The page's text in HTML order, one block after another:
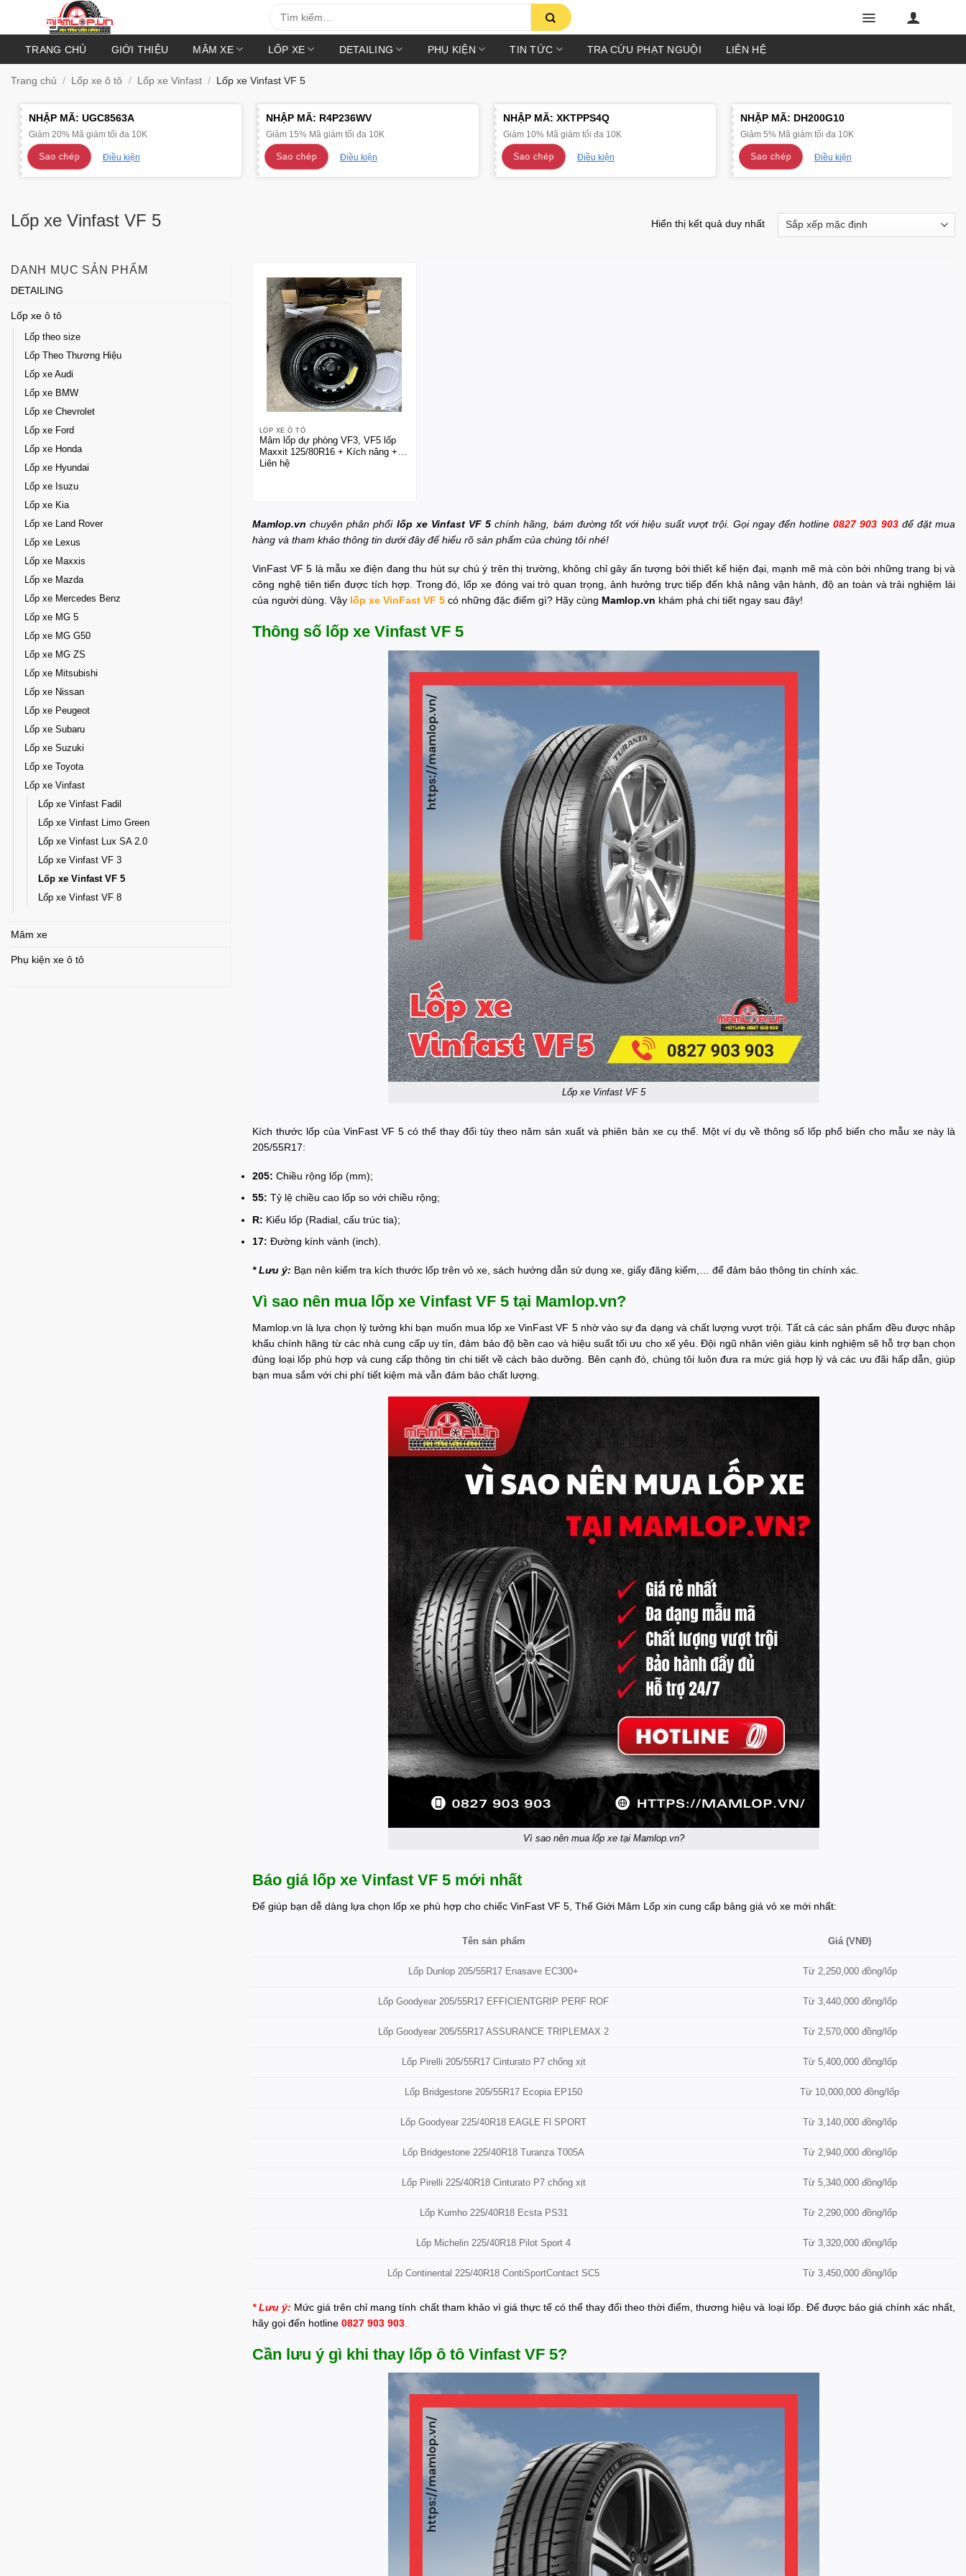
kiếm:
TRANG CHỦ GIỚI THIỆU MÂM XE LỐP XE DETAILING PHỤ KIỆN TIN TỨC TRA CỨU PHẠT NGUỘI LIÊN HỆ
Trang chủ / Lốp xe ô tô / Lốp xe Vinfast / Lốp xe Vinfast VF 5
NHẬP MÃ: UGC8563A
Giảm 20% Mã giảm tối đa 10K
Sao chép Điều kiện
NHẬP MÃ: R4P236WV
Giảm 15% Mã giảm tối đa 10K
Sao chép Điều kiện
NHẬP MÃ: XKTPPS4Q
Giảm 10% Mã giảm tối đa 10K
Sao chép Điều kiện
NHẬP MÃ: DH200G10
Giảm 5% Mã giảm tối đa 10K
Sao chép Điều kiện
Lốp xe Vinfast VF 5 Hiển thị kết quả duy nhất
DANH MỤC SẢN PHẨM
DETAILING
Lốp xe ô tô
Lốp theo size
Lốp Theo Thương Hiệu
Lốp xe Audi
Lốp xe BMW
Lốp xe Chevrolet
Lốp xe Ford
Lốp xe Honda
Lốp xe Hyundai
Lốp xe Isuzu
Lốp xe Kia
Lốp xe Land Rover
Lốp xe Lexus
Lốp xe Maxxis
Lốp xe Mazda
Lốp xe Mercedes Benz
Lốp xe MG 5
Lốp xe MG G50
Lốp xe MG ZS
Lốp xe Mitsubishi
Lốp xe Nissan
Lốp xe Peugeot
Lốp xe Subaru
Lốp xe Suzuki
Lốp xe Toyota
Lốp xe Vinfast
Lốp xe Vinfast Fadil
Lốp xe Vinfast Limo Green
Lốp xe Vinfast Lux SA 2.0
Lốp xe Vinfast VF 3
Lốp xe Vinfast VF 5
Lốp xe Vinfast VF 8
Mâm xe
Phụ kiện xe ô tô
LỐP XE Ô TÔ
Mâm lốp dự phòng VF3, VF5 lốp
Maxxit 125/80R16 + Kích nâng +
tay đòn tháo ốc
Liên hệ
Mamlop.vnchuyên phân phối lốp xe Vinfast VF 5chính hãng, bám đường tốt với hiệu suất vượt trội. Gọi ngay đến hotline0827 903 903 để đặt mua
hàng và tham khảo thông tin dưới đây để hiểu rõ sản phẩm của chúng tôi nhé!
VinFast VF 5 là mẫu xe điện đang thu hút sự chú ý trên thị trường, không chỉ gây ấn tượng bởi thiết kế hiện đại, mạnh mẽ mà còn bởi những trang bị và
công nghệ tiên tiến được tích hợp. Trong đó, lốp xe đóng vai trò quan trọng, ảnh hưởng trực tiếp đến khả năng vận hành, độ an toàn và trải nghiệm lái
của người dùng. Vậy lốp xe VinFast VF 5 có những đặc điểm gì? Hãy cùng Mamlop.vn khám phá chi tiết ngay sau đây!
Thông số lốp xe Vinfast VF 5
Lốp xe Vinfast VF 5
Kích thước lốp của VinFast VF 5 có thể thay đổi tùy theo năm sản xuất và phiên bản xe cụ thể. Một ví dụ về thông số lốp phổ biến cho mẫu xe này là
205/55R17:
205: Chiều rộng lốp (mm);
55: Tỷ lệ chiều cao lốp so với chiều rộng;
R: Kiểu lốp (Radial, cấu trúc tia);
17: Đường kính vành (inch).
* Lưu ý: Bạn nên kiểm tra kích thước lốp trên vỏ xe, sách hướng dẫn sử dụng xe, giấy đăng kiểm,… để đảm bảo thông tin chính xác.
Vì sao nên mua lốp xe Vinfast VF 5 tại Mamlop.vn?
Mamlop.vn là lựa chọn lý tưởng khi bạn muốn mua lốp xe VinFast VF 5 nhờ vào sự đa dạng và chất lượng vượt trội. Tất cả các sản phẩm đều được nhập
khẩu chính hãng từ các nhà cung cấp uy tín, đảm bảo độ bền cao và hiệu suất tối ưu cho xế yêu. Đội ngũ nhân viên giàu kinh nghiệm sẽ hỗ trợ bạn chọn
đúng loại lốp phù hợp và cung cấp thông tin chi tiết về cách bảo dưỡng. Bên cạnh đó, chúng tôi luôn đưa ra mức giá hợp lý và các ưu đãi hấp dẫn, giúp
bạn mua sắm với chi phí tiết kiệm mà vẫn đảm bảo chất lượng.
Vì sao nên mua lốp xe tại Mamlop.vn?
Báo giá lốp xe Vinfast VF 5 mới nhất
Để giúp bạn dễ dàng lựa chọn lốp xe phù hợp cho chiếc VinFast VF 5, Thế Giới Mâm Lốp xin cung cấp bảng giá vỏ xe mới nhất:
Tên sản phẩm Giá (VNĐ)
Lốp Dunlop 205/55R17 Enasave EC300+ Từ 2,250,000 đồng/lốp
Lốp Goodyear 205/55R17 EFFICIENTGRIP PERF ROF Từ 3,440,000 đồng/lốp
Lốp Goodyear 205/55R17 ASSURANCE TRIPLEMAX 2 Từ 2,570,000 đồng/lốp
Lốp Pirelli 205/55R17 Cinturato P7 chống xịt Từ 5,400,000 đồng/lốp
Lốp Bridgestone 205/55R17 Ecopia EP150 Từ 10,000,000 đồng/lốp
Lốp Goodyear 225/40R18 EAGLE Fl SPORT Từ 3,140,000 đồng/lốp
Lốp Bridgestone 225/40R18 Turanza T005A Từ 2,940,000 đồng/lốp
Lốp Pirelli 225/40R18 Cinturato P7 chống xịt Từ 5,340,000 đồng/lốp
Lốp Kumho 225/40R18 Ecsta PS31 Từ 2,290,000 đồng/lốp
Lốp Michelin 225/40R18 Pilot Sport 4 Từ 3,320,000 đồng/lốp
Lốp Continental 225/40R18 ContiSportContact SC5 Từ 3,450,000 đồng/lốp
* Lưu ý: Mức giá trên chỉ mang tính chất tham khảo vì giá thực tế có thể thay đổi theo thời điểm, thương hiệu và loại lốp. Để được báo giá chính xác nhất,
hãy gọi đến hotline 0827 903 903
Cần lưu ý gì khi thay lốp ô tô Vinfast VF 5?